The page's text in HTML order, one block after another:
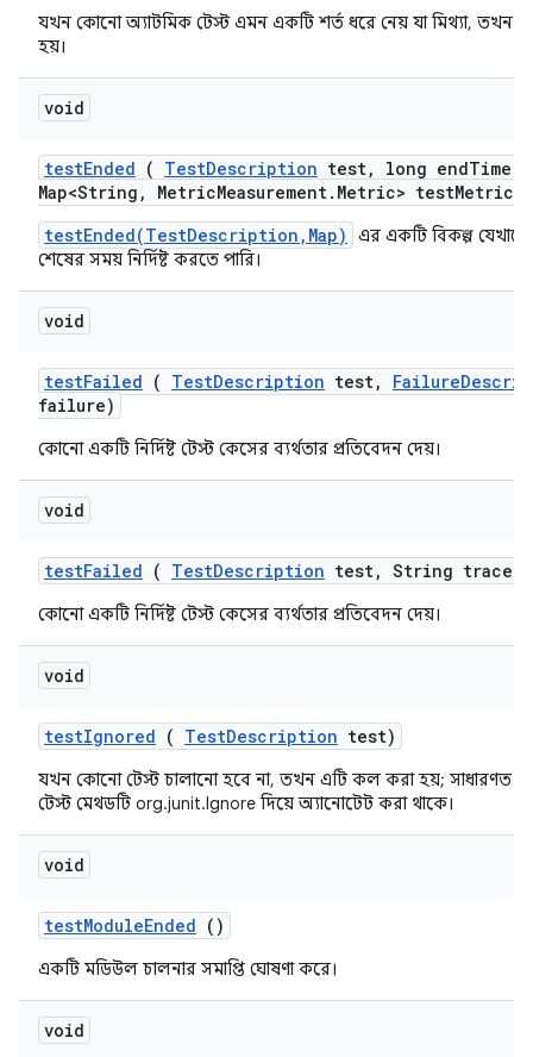
যখন কোনো অ্যাটমিক টেস্ট এমন একটি শর্ত ধরে নেয় যা মিথ্যা, তখন
হয়।
void
testEnded ( TestDescription test, long endTime
Map<String , MetricMeasurement. Metric> testMetrics)
testEnded(TestDescription,Map)
এর একটি বিকল্প
শেষের সময় নির্দিষ্ট করতে পারি।
void
testFailed ( TestDescription test, Failure
failure)
কোনো একটি নির্দিষ্ট টেস্ট কেসের ব্যর্থতার প্রতিবেদন দেয়।
void
testFailed ( TestDescription test, String trace)
কোনো একটি নির্দিষ্ট টেস্ট কেসের ব্যর্থতার প্রতিবেদন দেয়।
void
testIgnored ( TestDescription test)
যখন কোনো টেস্ট চালানো হবে না, তখন এটি কল করা হয়; সাধারণত
টেস্ট মেথডটি org.junit.Ignore দিয়ে অ্যানোটেট করা থাকে।
void
testModuleEnded ()
একটি মডিউল চালনার সমাপ্তি ঘোষণা করে।
void